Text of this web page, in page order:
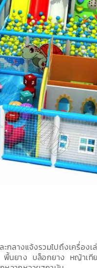
ะกลางแจ้งรวมไปถึงเครื่องเ
นยาง บล็อกยาง หญ้าเที